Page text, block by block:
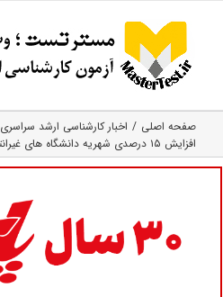
content
صفحه اصلی
اخبار کارشناسی ارشد سراسری
افزایش ۱۵ درصدی شهریه دانشگاه های غیرانتفاعی در سال ۹۹